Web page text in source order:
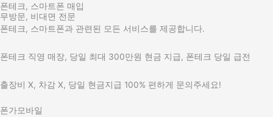
폰테크, 스마트폰 매입
무방문, 비대면 전문
폰테크, 스마트폰과 관련된 모든 서비스를 제공합니다.
폰테크 직영 매장, 당일 최대 300만원 현금 지급, 폰테크 당일 급전
출장비 X, 차감 X, 당일 현금지급 100% 편하게 문의주세요!
폰가모바일